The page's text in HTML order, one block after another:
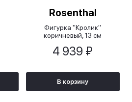
Rosenthal
Фигурка "Кролик"
коричневый, 13 см
4 939 ₽
В корзину